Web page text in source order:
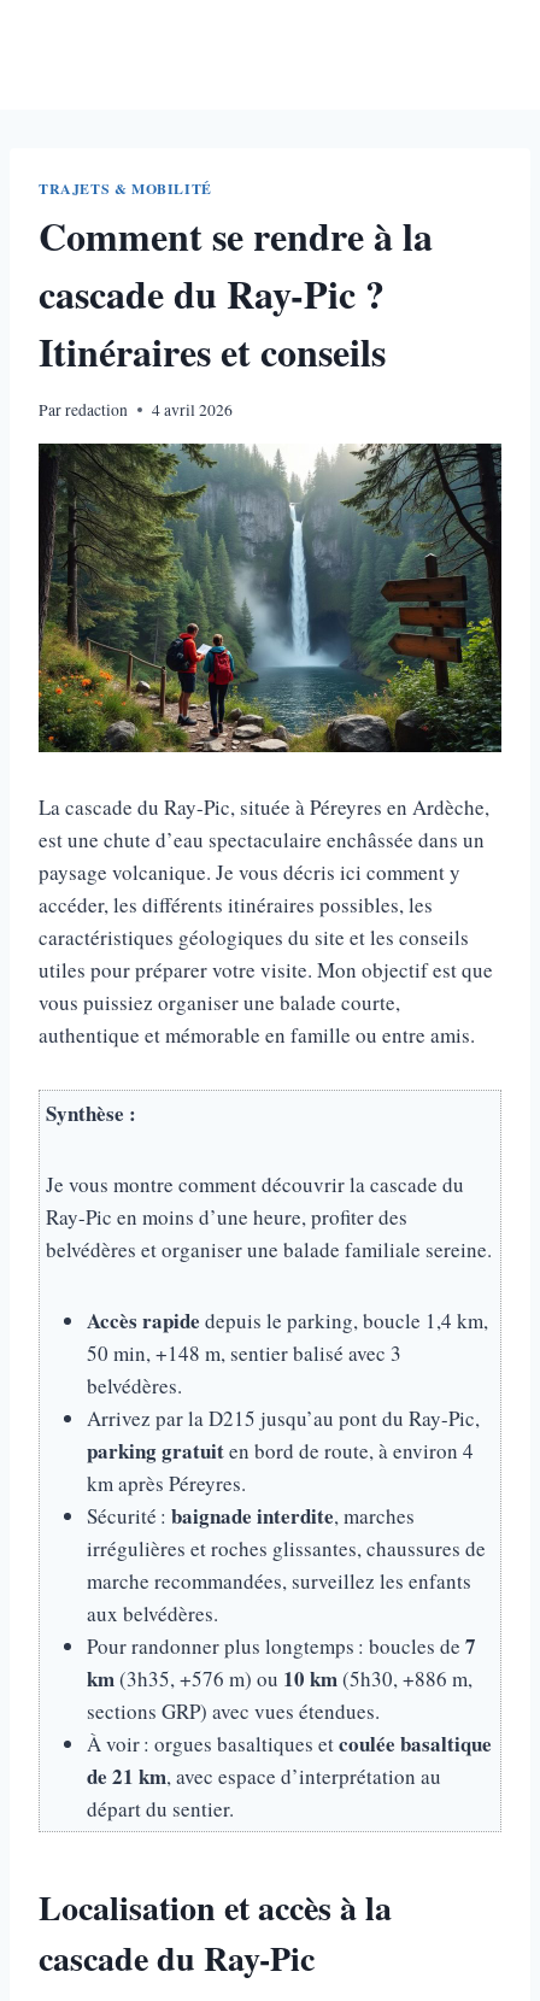
TRAJETS & MOBILITÉ
Comment se rendre à la
cascade du Ray-Pic ?
Itinéraires et conseils
Parredaction 4 avril 2026
La cascade du Ray-Pic, située à Péreyres en Ardèche,
est une chute d’eau spectaculaire enchâssée dans un
paysage volcanique. Je vous décris ici comment y
accéder, les différents itinéraires possibles, les
caractéristiques géologiques du site et les conseils
utiles pour préparer votre visite. Mon objectif est que
vous puissiez organiser une balade courte,
authentique et mémorable en famille ou entre amis.
Synthèse :
Je vous montre comment découvrir la cascade du
Ray-Pic en moins d’une heure, profiter des
belvédères et organiser une balade familiale sereine.
Accès rapide depuis le parking, boucle 1,4 km,
50 min, +148 m, sentier balisé avec 3
belvédères.
Arrivez par la D215 jusqu’au pont du Ray-Pic,
parking gratuiten bord de route, à environ 4
km après Péreyres.
Sécurité : baignade interdite, marches
irrégulières et roches glissantes, chaussures de
marche recommandées, surveillez les enfants
aux belvédères.
Pour randonner plus longtemps : boucles de 7
km(3h35, +576 m) ou 10 km(5h30, +886 m,
sections GRP) avec vues étendues.
À voir : orgues basaltiques etcoulée basaltique
de 21 km, avec espace d’interprétation au
départ du sentier.
Localisation et accès à la
cascade du Ray-Pic